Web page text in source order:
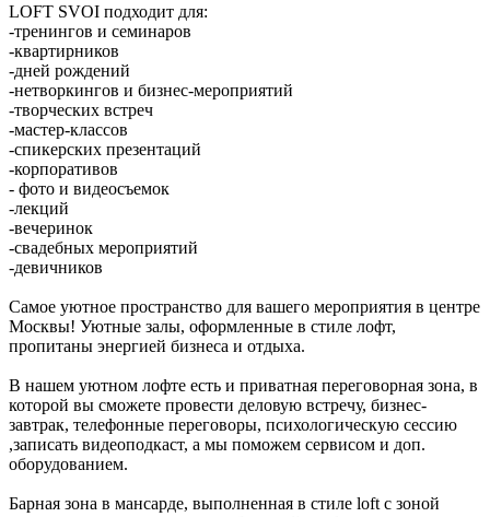
LOFT SVOI подходит для:
-тренингов и семинаров
-квартирников
-дней рождений
-нетворкингов и бизнес-мероприятий
-творческих встреч
-мастер-классов
-спикерских презентаций
-корпоративов
- фото и видеосъемок
-лекций
-вечеринок
-свадебных мероприятий
-девичников
Самое уютное пространство для вашего мероприятия в центре
Москвы! Уютные залы, оформленные в стиле лофт,
пропитаны энергией бизнеса и отдыха.
В нашем уютном лофте есть и приватная переговорная зона, в
которой вы сможете провести деловую встречу, бизнес-
завтрак, телефонные переговоры, психологическую сессию
,записать видеоподкаст, а мы поможем сервисом и доп.
оборудованием.
Барная зона в мансарде, выполненная в стиле loft с зоной